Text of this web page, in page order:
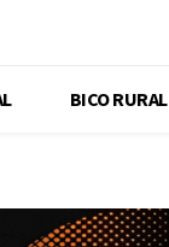
BICO RURAL